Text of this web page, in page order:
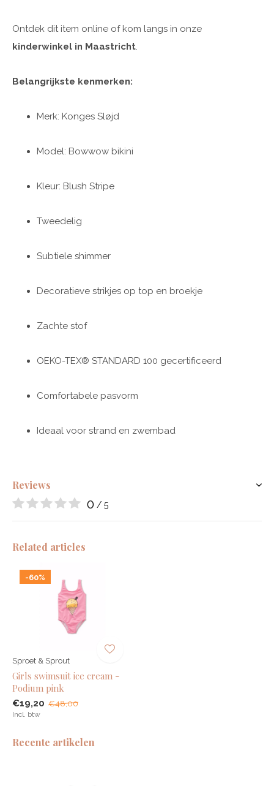
Ontdek dit item online of kom langs in onze
kinderwinkel in Maastricht.
Belangrijkste kenmerken:
Merk: Konges Sløjd
Model: Bowwow bikini
Kleur: Blush Stripe
Tweedelig
Subtiele shimmer
Decoratieve strikjes op top en broekje
Zachte stof
OEKO-TEX® STANDARD 100 gecertificeerd
Comfortabele pasvorm
Ideaal voor strand en zwembad
Reviews
0 / 5
Related articles
-60%
Sproet & Sprout
Girls swimsuit ice cream -
Podium pink
€19,20 €48,00
Incl. btw
Recente artikelen